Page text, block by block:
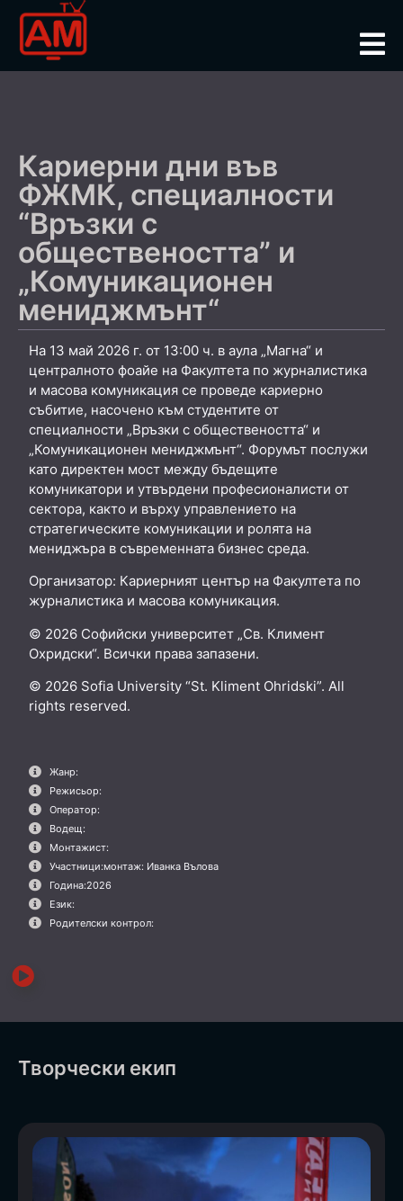
Кариерни дни във
ФЖМК, специалности
“Връзки с
обществеността” и
„Комуникационен
мениджмънт“
На 13 май 2026 г. от 13:00 ч. в аула „Магна“ и
централното фоайе на Факултета по журналистика
и масова комуникация се проведе кариерно
събитие, насочено към студентите от
специалности „Връзки с обществеността“ и
„Комуникационен мениджмънт“. Форумът послужи
като директен мост между бъдещите
комуникатори и утвърдени професионалисти от
сектора, както и върху управлението на
стратегическите комуникации и ролята на
мениджъра в съвременната бизнес среда.
Организатор: Кариерният център на Факултета по
журналистика и масова комуникация.
© 2026 Софийски университет „Св. Климент
Охридски“. Всички права запазени.
© 2026 Sofia University “St. Kliment Ohridski”. All
rights reserved.
Жанр:
Режисьор:
Оператор:
Водещ:
Монтажист:
Участници:монтаж: Иванка Вълова
Година:2026
Език:
Родителски контрол:
Творчески екип